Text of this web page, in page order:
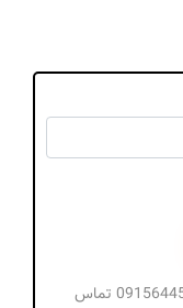
جهت دریافت کد پخش ویدئو با شماره 09156445616 تماس